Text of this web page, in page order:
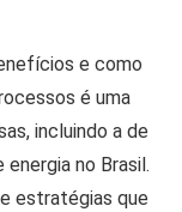
e como
é uma
incluindo a de
no Brasil.
estratégias que